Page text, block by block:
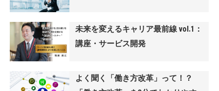
未来を変えるキャリア最前線 vol.1：
講座・サービス開発
よく聞く「働き方改革」って！？